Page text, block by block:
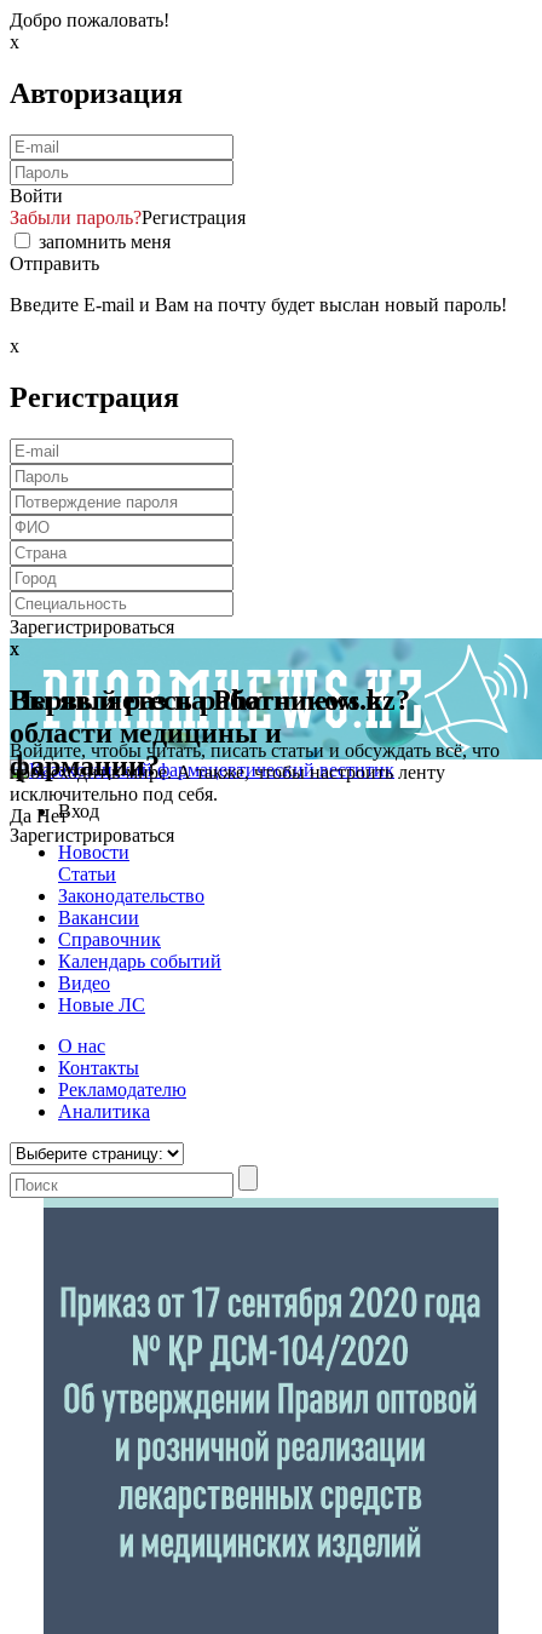
Добро пожаловать!
x
Авторизация
Войти
Забыли пароль?Регистрация
запомнить меня
Отправить
Введите E-mail и Вам на почту будет выслан новый пароль!
x
Регистрация
Зарегистрироваться
x
Первый раз на Pharmnews.kz?
Войдите, чтобы читать, писать статьи и обсуждать всё, что
происходит в мире. А также, чтобы настроить ленту
исключительно под себя.
Зарегистрироваться
x
Вы являетесь работником в
области медицины и
фармации?
Да НетВход
Новости
Статьи
Законодательство
Вакансии
Справочник
Календарь событий
Видео
Новые ЛС
О нас
Контакты
Рекламодателю
Аналитика